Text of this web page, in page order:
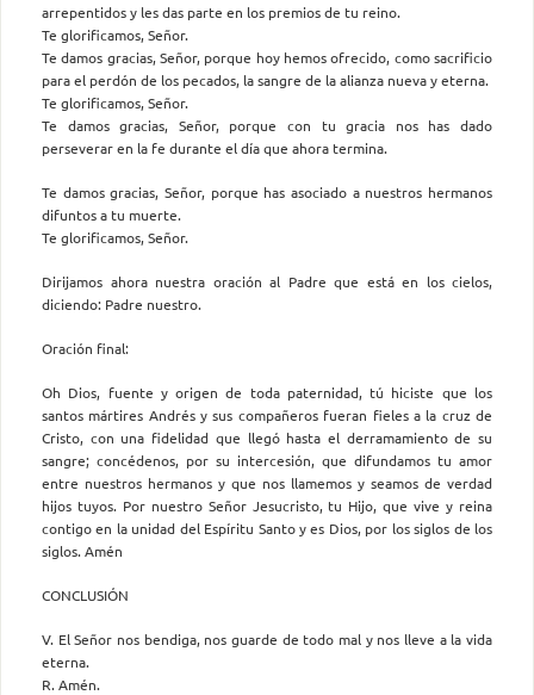
arrepentidos y les das parte en los premios de tu reino.
Te glorificamos, Señor.
Te damos gracias, Señor, porque hoy hemos ofrecido, como sacrificio
para el perdón de los pecados, la sangre de la alianza nueva y eterna.
Te glorificamos, Señor.
Te damos gracias, Señor, porque con tu gracia nos has dado
perseverar en la fe durante el día que ahora termina.
Te damos gracias, Señor, porque has asociado a nuestros hermanos
difuntos a tu muerte.
Te glorificamos, Señor.
Dirijamos ahora nuestra oración al Padre que está en los cielos,
diciendo: Padre nuestro.
Oración final:
Oh Dios, fuente y origen de toda paternidad, tú hiciste que los
santos mártires Andrés y sus compañeros fueran fieles a la cruz de
Cristo, con una fidelidad que llegó hasta el derramamiento de su
sangre; concédenos, por su intercesión, que difundamos tu amor
entre nuestros hermanos y que nos llamemos y seamos de verdad
hijos tuyos. Por nuestro Señor Jesucristo, tu Hijo, que vive y reina
contigo en la unidad del Espíritu Santo y es Dios, por los siglos de los
siglos. Amén
CONCLUSIÓN
V. El Señor nos bendiga, nos guarde de todo mal y nos lleve a la vida
eterna.
R. Amén.